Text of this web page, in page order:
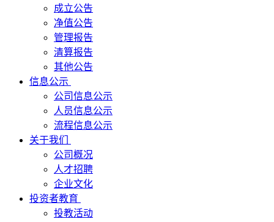
成立公告
净值公告
管理报告
清算报告
其他公告
信息公示
公司信息公示
人员信息公示
流程信息公示
关于我们
公司概况
人才招聘
企业文化
投资者教育
投教活动